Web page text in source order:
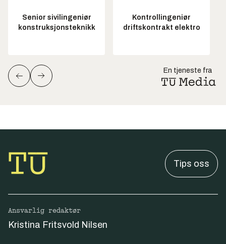
Senior sivilingeniør
konstruksjonsteknikk
Kontrollingeniør
driftskontrakt elektro
En tjeneste fra
Tips oss
Ansvarlig redaktør
Kristina Fritsvold Nilsen